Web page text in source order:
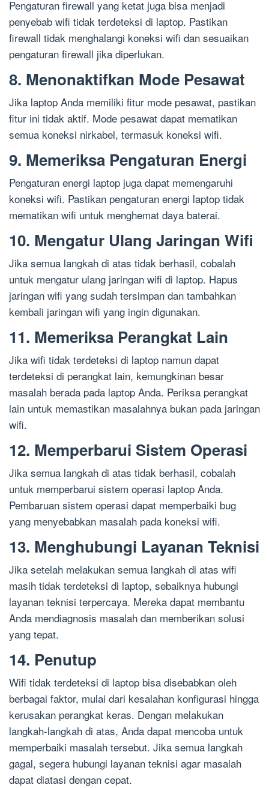
Pengaturan firewall yang ketat juga bisa menjadi
penyebab wifi tidak terdeteksi di laptop. Pastikan
firewall tidak menghalangi koneksi wifi dan sesuaikan
pengaturan firewall jika diperlukan.
8. Menonaktifkan Mode Pesawat
Jika laptop Anda memiliki fitur mode pesawat, pastikan
fitur ini tidak aktif. Mode pesawat dapat mematikan
semua koneksi nirkabel, termasuk koneksi wifi.
9. Memeriksa Pengaturan Energi
Pengaturan energi laptop juga dapat memengaruhi
koneksi wifi. Pastikan pengaturan energi laptop tidak
mematikan wifi untuk menghemat daya baterai.
10. Mengatur Ulang Jaringan Wifi
Jika semua langkah di atas tidak berhasil, cobalah
untuk mengatur ulang jaringan wifi di laptop. Hapus
jaringan wifi yang sudah tersimpan dan tambahkan
kembali jaringan wifi yang ingin digunakan.
11. Memeriksa Perangkat Lain
Jika wifi tidak terdeteksi di laptop namun dapat
terdeteksi di perangkat lain, kemungkinan besar
masalah berada pada laptop Anda. Periksa perangkat
lain untuk memastikan masalahnya bukan pada jaringan
wifi.
12. Memperbarui Sistem Operasi
Jika semua langkah di atas tidak berhasil, cobalah
untuk memperbarui sistem operasi laptop Anda.
Pembaruan sistem operasi dapat memperbaiki bug
yang menyebabkan masalah pada koneksi wifi.
13. Menghubungi Layanan Teknisi
Jika setelah melakukan semua langkah di atas wifi
masih tidak terdeteksi di laptop, sebaiknya hubungi
layanan teknisi terpercaya. Mereka dapat membantu
Anda mendiagnosis masalah dan memberikan solusi
yang tepat.
14. Penutup
Wifi tidak terdeteksi di laptop bisa disebabkan oleh
berbagai faktor, mulai dari kesalahan konfigurasi hingga
kerusakan perangkat keras. Dengan melakukan
langkah-langkah di atas, Anda dapat mencoba untuk
memperbaiki masalah tersebut. Jika semua langkah
gagal, segera hubungi layanan teknisi agar masalah
dapat diatasi dengan cepat.